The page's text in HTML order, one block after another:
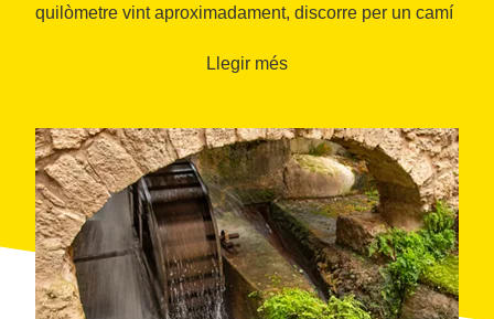
quilòmetre vint aproximadament, discorre per un camí
Llegir més